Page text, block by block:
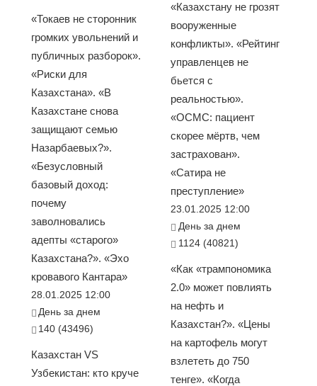
«Токаев не сторонник
громких увольнений и
публичных разборок».
«Риски для
Казахстана». «В
Казахстане снова
защищают семью
Назарбаевых?».
«Безусловный
базовый доход:
почему
заволновались
адепты «старого»
Казахстана?». «Эхо
кровавого Кантара»
28.01.2025 12:00
День за днем
140 (43496)
Казахстан VS
Узбекистан: кто круче
«Казахстану не грозят
вооруженные
конфликты». «Рейтинг
управленцев не
бьется с
реальностью».
«ОСМС: пациент
скорее мёртв, чем
застрахован».
«Сатира не
преступление»
23.01.2025 12:00
День за днем
1124 (40821)
«Как «трампономика
2.0» может повлиять
на нефть и
Казахстан?». «Цены
на картофель могут
взлететь до 750
тенге». «Когда